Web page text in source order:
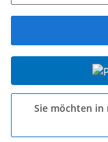
Sie möchten in